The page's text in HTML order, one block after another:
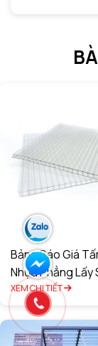
Bảng Báo Giá
Nhựa Phẳng Lấy
Chất Lượng Tốt
XEM CHI TIẾT